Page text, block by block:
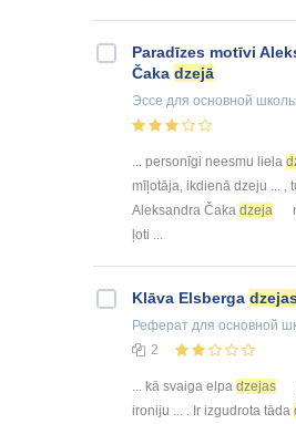
Paradīzes motīvi
Čaka dzejā
Эссе для основной школы
... personīgi neesmu liela
mīļotāja, ikdienā dzeju ... ,
Aleksandra Čaka dzeja
ļoti ...
Klāva Elsberga
Реферат для основной
2
... kā svaiga elpa dzejas
ironiju ... . Ir izgudrota tāda